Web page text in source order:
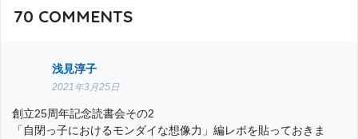
70 COMMENTS
浅見淳子
2021年3月25日
創立25周年記念読書会その2
「自閉っ子におけるモンダイな想像力」編レポを貼っておきま